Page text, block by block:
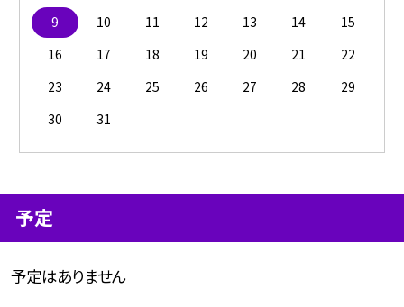
9
10 11 12 13 14
15
16
17 18 19 20 21
22
23
24 25 26 27 28
29
30
31
予定
予定はありません